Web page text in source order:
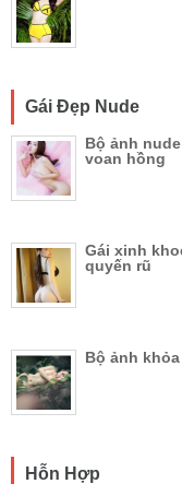
Gái Đẹp Nude
Bộ ảnh
voan hồng
Gái xinh
quyến rũ
Bộ ảnh
Hỗn Hợp